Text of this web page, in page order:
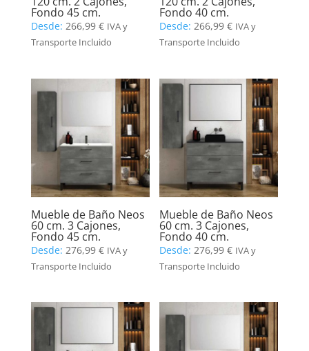
Fondo 45 cm.
Desde: 266,99 € IVA y
Transporte Incluido
Fondo 40 cm.
Desde:266,99€ IVA y
Transporte Incluido
Mueble de Baño Neos
60 cm. 3 Cajones,
Fondo 45 cm.
Desde: 276,99 € IVA y
Transporte Incluido
Mueble de Baño Neos
60 cm. 3 Cajones,
Fondo 40 cm.
Desde: 276,99€ IVA y
Transporte Incluido